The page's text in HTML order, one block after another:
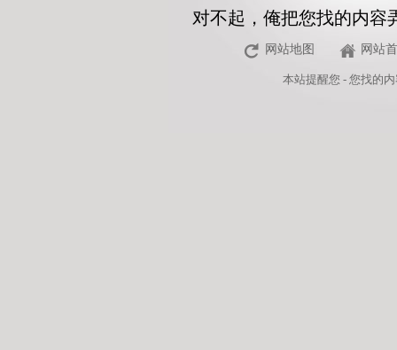
对不起，俺把您找的内容
网站地图 网站
本站提醒您 - 您找的